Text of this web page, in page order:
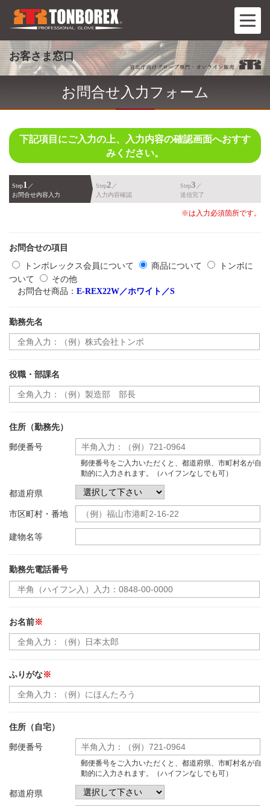
お客さま窓口
お問合せ入力フォーム
下記項目にご入力の上、入力内容の確認画面へおすす
みください。
Step1 ／
お問合せ内容入力
Step2 ／
入力内容確認
Step3 ／
送信完了
※は入力必須箇所です。
お問合せの項目
トンボレックス会員について
商品について
トンボに
ついて
その他
お問合せ商品： E-REX22W／ホワイト／S
勤務先名
役職・部課名
住所（勤務先）
郵便番号
郵便番号をご入力いただくと、都道府県、市町村名が自
動的に入力されます。（ハイフンなしでも可）
都道府県
市区町村・番地
建物名等
勤務先電話番号
お名前※
ふりがな※
住所（自宅）
郵便番号
郵便番号をご入力いただくと、都道府県、市町村名が自
動的に入力されます。（ハイフンなしでも可）
都道府県